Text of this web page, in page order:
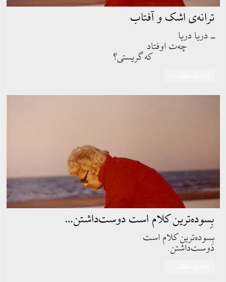
ترانه‌ی اشک و آفتاب
ــ دریا دریا
چه‌ت اوفتاد
که گریستی؟
بِسوده‌ترين کلام است دوست‌داشتن…
بِسوده‌ترین کلام است
دوست‌داشتن.